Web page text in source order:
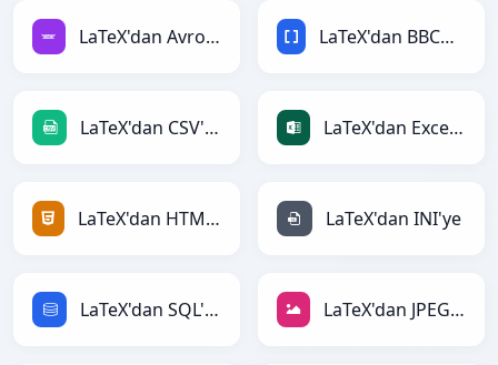
LaTeX'dan Avro'ye LaTeX'dan BBCode'ye
LaTeX'dan CSV'ye LaTeX'dan Excel'ye
LaTeX'dan HTML'ye LaTeX'dan INI'ye
LaTeX'dan SQL'ye LaTeX'dan JPEG'ye